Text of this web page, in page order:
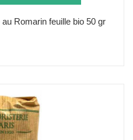
Romarin feuille bio 50 gr